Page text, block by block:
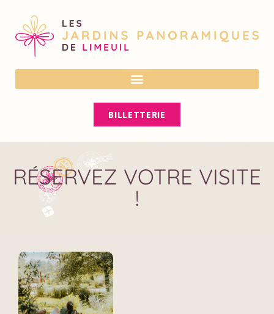
BILLETTERIE
RÉSERVEZ VOTRE VISITE
!
En cas de forte chaleur, vérifiez nos
horaires sur notre site ou nos réseaux
sociaux avant votre visite. Ils peuvent
être adaptés pour votre confort.
OK